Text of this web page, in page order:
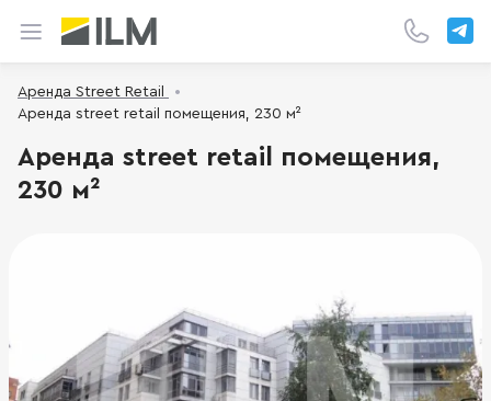
Аренда Street Retail
Аренда street retail помещения, 230 м²
Аренда street retail помещения,
230 м²